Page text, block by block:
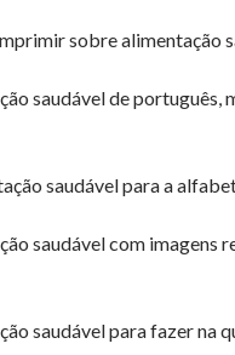
sobre alimentação
saudável de português,
saudável para a
saudável com imagens
saudável para fazer na